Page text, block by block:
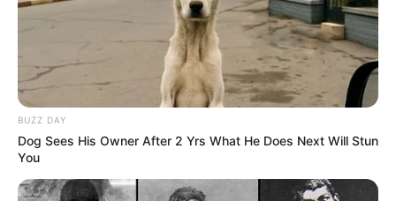
BUZZ DAY
Dog Sees His Owner After 2 Yrs What He Does Next Will Stun
You